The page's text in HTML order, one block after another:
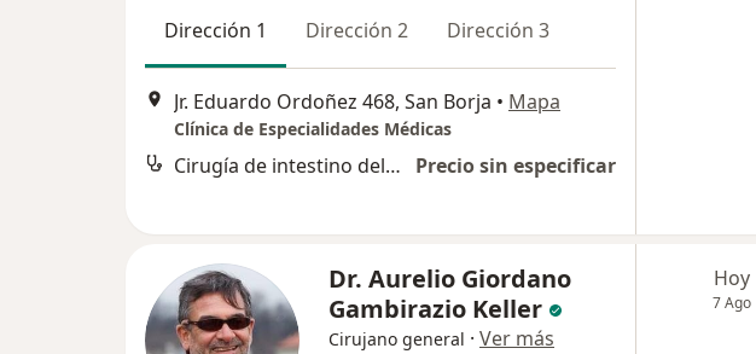
Dirección 1 Dirección 2 Dirección 3
Jr. Eduardo Ordoñez 468, San Borja • Mapa
Clínica de Especialidades Médicas
Cirugía de intestino delgado Precio sin especificar
Dr. Aurelio Giordano
Gambirazio Keller
Cirujano general · Ver más
Hoy
7 Ago